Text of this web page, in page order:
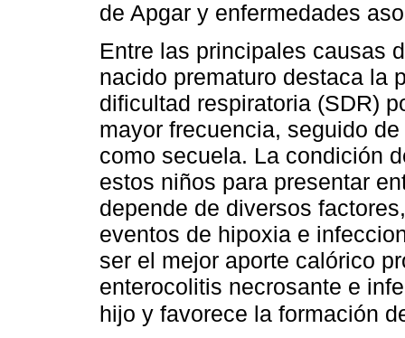
de Apgar y enfermedades
Entre las principales causas
nacido prematuro destaca la
dificultad respiratoria (SDR)
mayor frecuencia, seguido
como secuela. La condición
estos niños para presentar
depende de diversos
eventos de hipoxia e
ser el mejor aporte calórico
enterocolitis necrosante e
hijo y favorece la formación